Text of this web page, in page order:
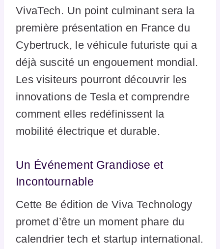
VivaTech. Un point culminant sera la
première présentation en France du
Cybertruck, le véhicule futuriste qui a
déjà suscité un engouement mondial.
Les visiteurs pourront découvrir les
innovations de Tesla et comprendre
comment elles redéfinissent la
mobilité électrique et durable.
Un Événement Grandiose et
Incontournable
Cette 8e édition de Viva Technology
promet d’être un moment phare du
calendrier tech et startup international.